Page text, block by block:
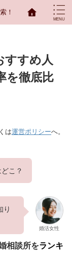
！
すすめ人
を徹底比
は運営ポリシーへ。
こ？
り
婚活女性
相談所をランキ